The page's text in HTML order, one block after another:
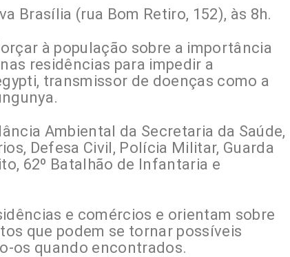
Brasília (rua Bom Retiro, 152), às 8h.
à população sobre a importância
residências para impedir a
transmissor de doenças como a
Ambiental da Secretaria da Saúde,
Defesa Civil, Polícia Militar, Guarda
62º Batalhão de Infantaria e
e comércios e orientam sobre
que podem se tornar possíveis
os quando encontrados.